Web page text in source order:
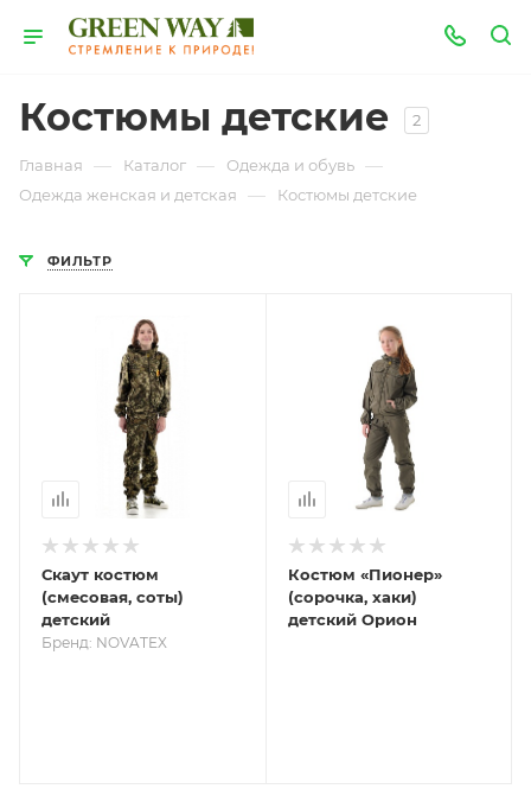
Костюмы детские 2
Главная — Каталог — Одежда и обувь —
Одежда женская и детская — Костюмы детские
ФИЛЬТР
Скаут костюм
(смесовая, соты)
детский
Бренд: NOVATEX
Костюм «Пионер»
(сорочка, хаки)
детский Орион